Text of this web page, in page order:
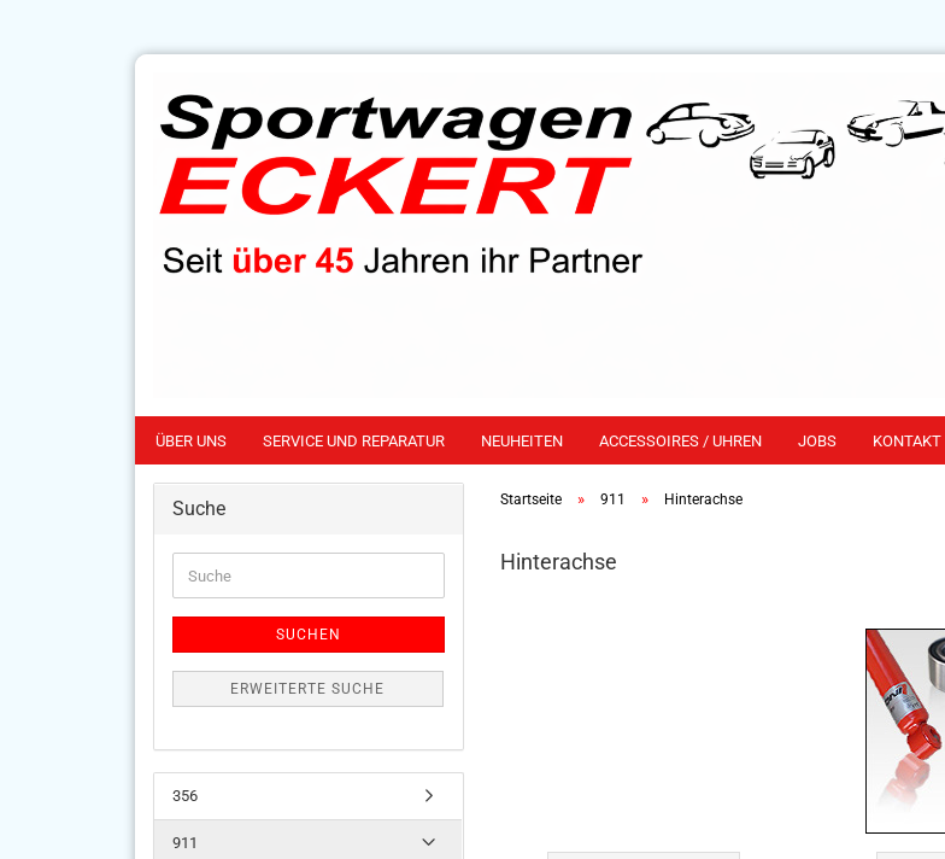
ÜBER UNS SERVICE UND REPARATUR NEUHEITEN ACCESSOIRES / UHREN JOBS KONTAKT
Startseite » 911 » Hinterachse
Hinterachse
Suche
SUCHEN
ERWEITERTE SUCHE
356
911